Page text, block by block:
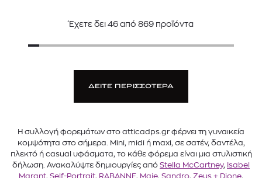
Έχετε δει 46από 869προϊόντα
ΔΕΙΤΕ ΠΕΡΙΣΣΟΤΕΡΑ
Η συλλογή φορεμάτων στο atticadps.gr φέρνει τη γυναικεία
κομψότητα στο σήμερα. Mini, midi ή maxi, σε σατέν, δαντέλα,
πλεκτό ή casual υφάσματα, το κάθε φόρεμα είναι μια στυλιστική
δήλωση. Ανακαλύψτε δημιουργίες από Stella McCartney, Isabel
Marant, Self-Portrait, RABANNE, Maje, Sandro, Zeus + Dione,